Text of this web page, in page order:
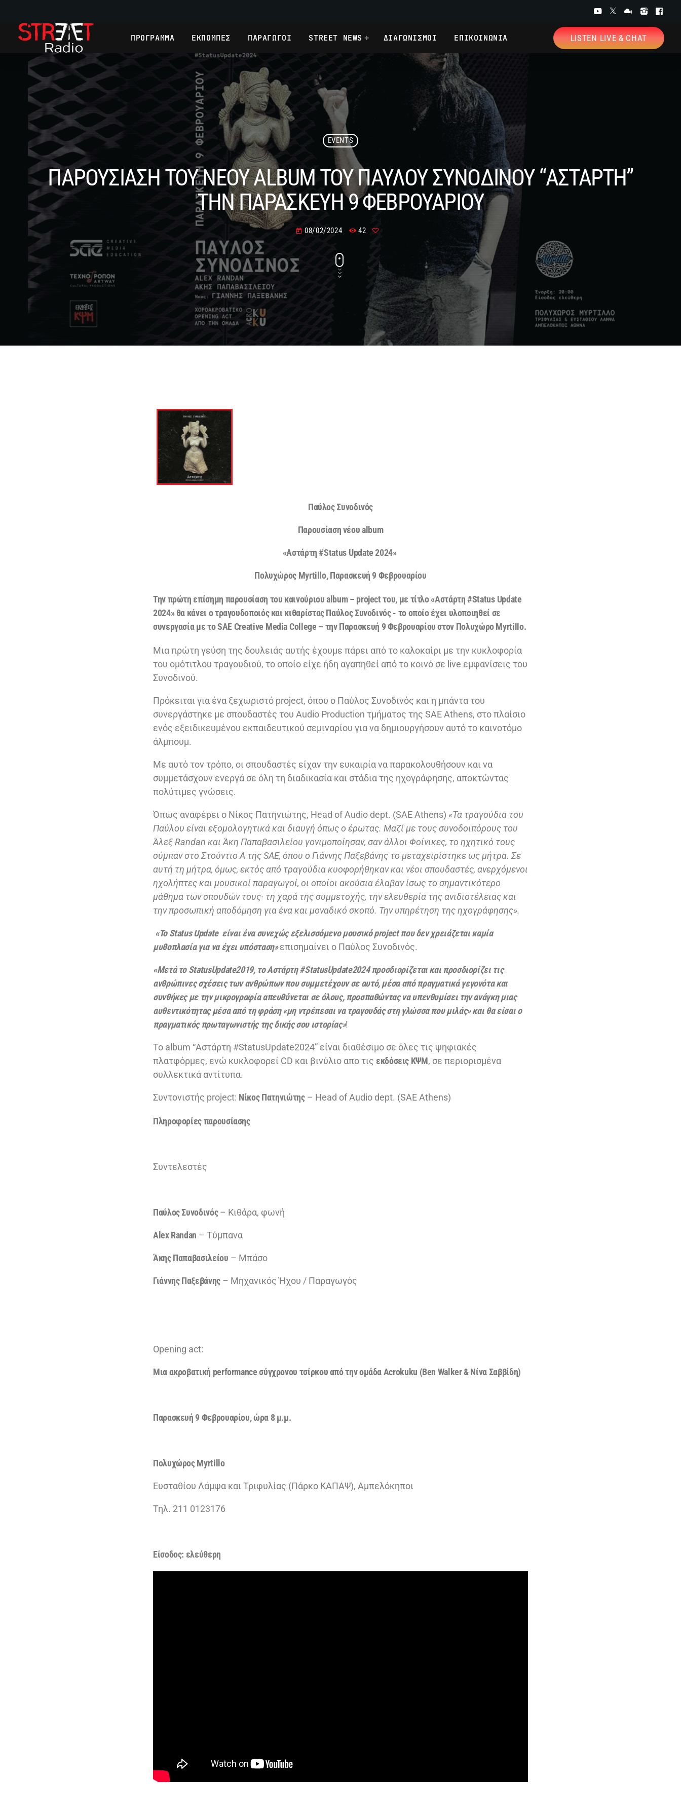
ΠΡΟΓΡΑΜΜΑ ΕΚΠΟΜΠΕΣ ΠΑΡΑΓΩΓΟΙ STREET NEWS ΔΙΑΓΩΝΙΣΜΟΙ ΕΠΙΚΟΙΝΩΝΙΑ LISTEN LIVE & CHAT
EVENTS
ΠΑΡΟΥΣΙΑΣΗ ΤΟΥ ΝΕΟΥ ALBUM ΤΟΥ ΠΑΥΛΟΥ ΣΥΝΟΔΙΝΟΥ “ΑΣΤΑΡΤΗ”
ΤΗΝ ΠΑΡΑΣΚΕΥΗ 9 ΦΕΒΡΟΥΑΡΙΟΥ
today 08/02/2024 42
Παύλος Συνοδινός
Παρουσίαση νέουalbum
«Αστάρτη #Status Update2024»
Πολυχώρος Myrtillo, Παρασκευή 9 Φεβρουαρίου
Την πρώτη επίσημη παρουσίαση του καινούριουalbum– projectτου, με τίτλο «Αστάρτη #Status Update
2024» θα κάνει ο τραγουδοποιός και κιθαρίστας Παύλος Συνοδινός ­- το οποίο έχει υλοποιηθεί σε
συνεργασία με τοSAECreative MediaCollege – την Παρασκευή 9 Φεβρουαρίου στον ΠολυχώροMyrtillo.
Μια πρώτη γεύση της δουλειάς αυτής έχουμε πάρει από το καλοκαίρι με την κυκλοφορία
του ομότιτλου τραγουδιού, το οποίο είχε ήδη αγαπηθεί από το κοινό σε live εμφανίσεις του
Συνοδινού.
Πρόκειται για ένα ξεχωριστό project, όπου ο Παύλος Συνοδινός και η μπάντα του
συνεργάστηκε με σπουδαστές του Audio Production τμήματος της SAE Athens, στο πλαίσιο
ενός εξειδικευμένου εκπαιδευτικού σεμιναρίου για να δημιουργήσουν αυτό το καινοτόμο
άλμπουμ.
Με αυτό τον τρόπο, οι σπουδαστές είχαν την ευκαιρία να παρακολουθήσουν και να
συμμετάσχουν ενεργά σε όλη τη διαδικασία και στάδια της ηχογράφησης, αποκτώντας
πολύτιμες γνώσεις.
Όπως αναφέρει ο Νίκος Πατηνιώτης, Head of Audio dept. (SAE Athens) «Τα τραγούδια του
Παύλου είναι εξομολογητικά και διαυγή όπως ο έρωτας. Μαζί με τους συνοδοιπόρους του
ΆλεξRandan και Άκη Παπαβασιλείου γονιμοποίησαν, σαν άλλοι Φοίνικες, το ηχητικό τους
σύμπαν στο Στούντιο Α της SAE, όπου ο Γιάννης Παξεβάνης το μεταχειρίστηκε ως μήτρα. Σε
αυτή τη μήτρα, όμως, εκτός από τραγούδια κυοφορήθηκαν και νέοι σπουδαστές, ανερχόμενοι
ηχολήπτες και μουσικοί παραγωγοί, οι οποίοι ακούσια έλαβαν ίσως το σημαντικότερο
μάθημα των σπουδών τους· τη χαρά της συμμετοχής, την ελευθερία της ανιδιοτέλειας και
την προσωπική αποδόμηση για ένα και μοναδικό σκοπό. Την υπηρέτηση της ηχογράφησης».
«Το Status Update είναι ένα συνεχώς εξελισσόμενο μουσικόprojectπου δεν χρειάζεται καμία
μυθοπλασία για να έχει υπόσταση»επισημαίνει ο Παύλος Συνοδινός.
«Μετά το StatusUpdate2019, το Αστάρτη #StatusUpdate2024προσδιορίζεται και προσδιορίζει τις
ανθρώπινες σχέσεις των ανθρώπων που συμμετέχουν σε αυτό, μέσα από πραγματικά γεγονότα και
συνθήκεςμε τηνμικρογραφία απευθύνεται σε όλους, προσπαθώντας να υπενθυμίσει την ανάγκη μιας
αυθεντικότητας μέσα από τη φράση «μη ντρέπεσαι να τραγουδάς στη γλώσσα που μιλάς» και θα είσαι ο
πραγματικός πρωταγωνιστής της δικής σου ιστορίας»!
Το album “Αστάρτη #StatusUpdate2024” είναι διαθέσιμο σε όλες τις ψηφιακές
πλατφόρμες, ενώ κυκλοφορεί CD και βινύλιο απο τις εκδόσεις ΚΨΜ, σε περιορισμένα
συλλεκτικά αντίτυπα.
Συντονιστής project: Νίκος Πατηνιώτης– Head of Audio dept. (SAE Athens)
Πληροφορίες παρουσίασης
Συντελεστές
Παύλος Συνοδινός– Κιθάρα, φωνή
Alex Randan – Τύμπανα
Άκης Παπαβασιλείου – Μπάσο
Γιάννης Παξεβάνης– Μηχανικός Ήχου / Παραγωγός
Opening act:
Mια ακροβατική performanceσύγχρονου τσίρκου από την ομάδα Acrokuku (Ben Walker & Νίνα Σαββίδη)
Παρασκευή 9 Φεβρουαρίου, ώρα 8 μ.μ.
ΠολυχώροςMyrtillo
Eυσταθίου Λάμψα και Τριφυλίας (Πάρκο ΚΑΠΑΨ), Αμπελόκηποι
Τηλ. 211 0123176
Είσοδος: ελεύθερη